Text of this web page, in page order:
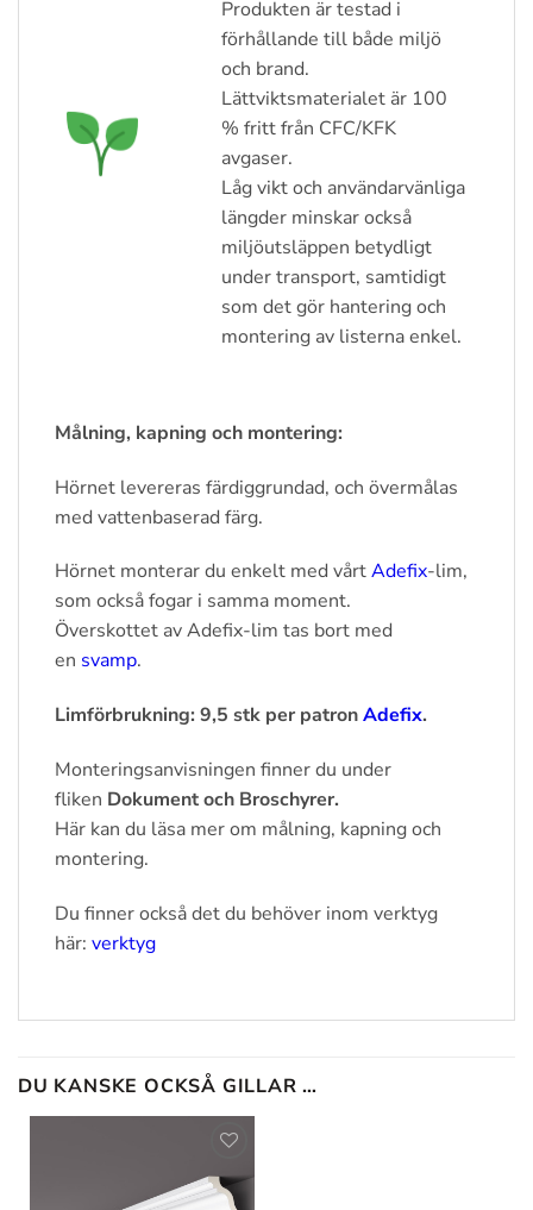
Produkten är testad i
förhållande till både miljö
och brand.
Lättviktsmaterialet är 100
% fritt från CFC/KFK
avgaser.
Låg vikt och användarvänliga
längder minskar också
miljöutsläppen betydligt
under transport, samtidigt
som det gör hantering och
montering av listerna enkel.
Målning, kapning och montering:
Hörnet levereras färdiggrundad, och övermålas
med vattenbaserad färg.
Hörnet monterar du enkelt med vårtAdefix-lim,
som också fogar i samma moment.
Överskottet av Adefix-lim tas bort med
en svamp.
Limförbrukning: 9,5 stk per patronAdefix.
Monteringsanvisningen finner du under
fliken Dokument och Broschyrer.
Här kan du läsa mer om målning, kapning och
montering.
Du finner också det du behöver inom verktyg
här: verktyg
DU KANSKE OCKSÅ GILLAR …
Lägg till